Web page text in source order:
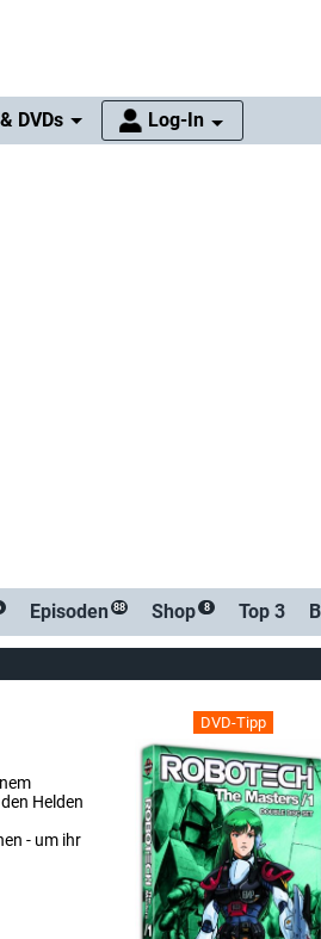
DVDs Log-In
Episoden 88 Shop 8 Top 3
DVD-Tipp
Helden
- um ihr